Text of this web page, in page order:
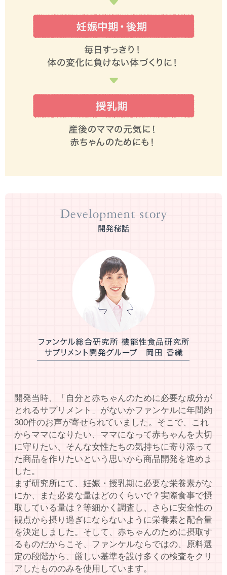
開発当時、「自分と赤ちゃんのために必要な成分が
とれるサプリメント」がないかファンケルに年間約
300件のお声が寄せられていました。そこで、これ
からママになりたい、ママになって赤ちゃんを大切
に守りたい、そんな女性たちの気持ちに寄り添って
た商品を作りたいという思いから商品開発を進めま
した。
まず研究所にて、妊娠・授乳期に必要な栄養素がな
にか、また必要な量はどのくらいで？実際食事で摂
取している量は？等細かく調査し、さらに安全性の
観点から摂り過ぎにならないように栄養素と配合量
を決定しました。そして、赤ちゃんのために摂取す
るものだからこそ、ファンケルならではの、原料選
定の段階から、厳しい基準を設け多くの検査をクリ
アしたもののみを使用しています。